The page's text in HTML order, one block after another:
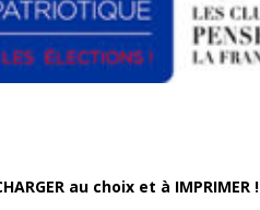
au choix et à IMPRIMER !